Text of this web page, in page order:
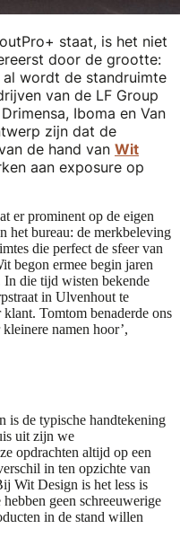
staat, is het niet
door de grootte:
wordt de standruimte
van de LF Group
Iboma en Van
zijn dat de
de hand van Wit
aan exposure op
er prominent op de eigen
het bureau: de merkbeleving
die perfect de sfeer van
begon ermee begin jaren
die tijd wisten bekende
in Ulvenhout te
Tomtom benaderde ons
namen hoor’,
is de typische handtekening
uit zijn we
opdrachten altijd op een
in ten opzichte van
Wit Design is het less is
geen schreeuwerige
in de stand willen